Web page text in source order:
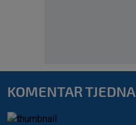
KOMENTAR TJEDNA